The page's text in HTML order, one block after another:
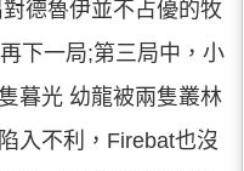
德魯伊並不占優的牧
下一局;第三局中，小
暮光 幼龍被兩隻叢林
入不利，Firebat也沒